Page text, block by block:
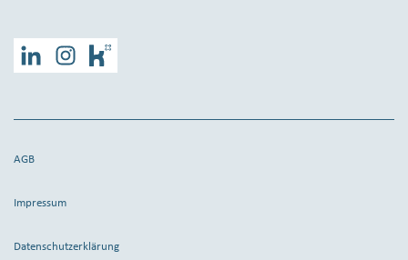
LinkedInInstagramKununu
AGB
Impressum
Datenschutzerklärung